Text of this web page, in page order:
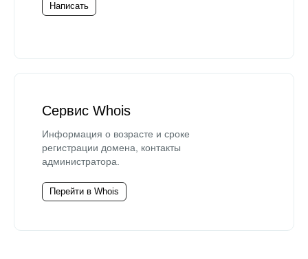
Написать
Сервис Whois
Информация о возрасте и сроке
регистрации домена, контакты
администратора.
Перейти в Whois